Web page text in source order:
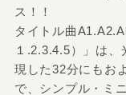
ス！！
タイトル曲
１.2.3.4.5）」は
現した32分にもお
で、シンプル・ミ